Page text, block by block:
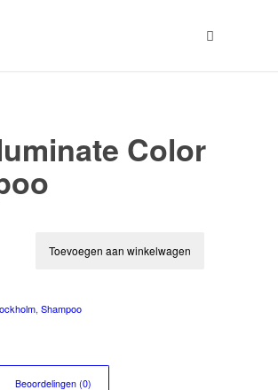
Color
Toevoegen aan winkelwagen
, Shampoo
Beoordelingen (0)